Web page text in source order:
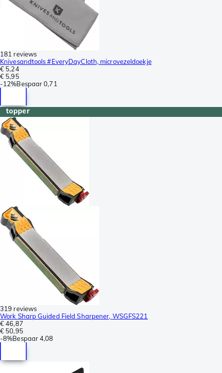
181 reviews
Knivesandtools #EveryDayCloth, microvezeldoekje
€ 5,24
€ 5,95
-12%Bespaar 0,71
topper
319 reviews
Work Sharp Guided Field Sharpener, WSGFS221
€ 46,87
€ 50,95
-8%Bespaar4,08